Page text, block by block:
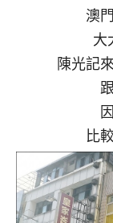
澳
大
陳光記
比